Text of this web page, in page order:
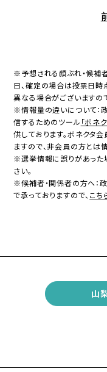
※予想される顔ぶれ・候補
日、確定の場合は投票日
異なる場合がございますの
※情報量の違いについて：
信するためのツール 「ボネク
供しております。ボネクタ
ますので、非会員の方とは
※選挙情報に誤りがあった
さい。
※候補者・関係者の方へ：
で承っておりますので、 こち
山